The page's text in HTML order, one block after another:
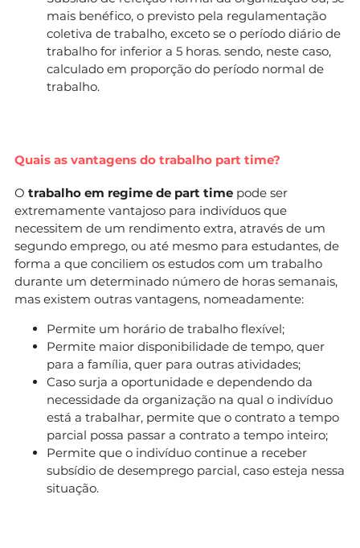
mais benéfico, o previsto pela regulamentação
coletiva de trabalho, exceto se o período diário de
trabalho for inferior a 5 horas. sendo, neste caso,
calculado em proporção do período normal de
trabalho.
Quais as vantagens do trabalho part time?
O trabalho em regime de part time pode ser
extremamente vantajoso para indivíduos que
necessitem de um rendimento extra, através de um
segundo emprego, ou até mesmo para estudantes, de
forma a que conciliem os estudos com um trabalho
durante um determinado número de horas semanais,
mas existem outras vantagens, nomeadamente:
Permite um horário de trabalho flexível;
Permite maior disponibilidade de tempo, quer
para a família, quer para outras atividades;
Caso surja a oportunidade e dependendo da
necessidade da organização na qual o indivíduo
está a trabalhar, permite que o contrato a tempo
parcial possa passar a contrato a tempo inteiro;
Permite que o indivíduo continue a receber
subsídio de desemprego parcial, caso esteja nessa
situação.